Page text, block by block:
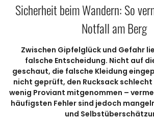
FacebookInstagram
PinterestBluesky
Info
Sicherheit beim Wandern: So
Notfall am Berg
Zwischen Gipfelglück und Gefahr
falsche Entscheidung. Nicht auf
geschaut, die falsche Kleidung
nicht geprüft, den Rucksack
wenig Proviant mitgenommen –
häufigsten Fehler sind jedoch
und